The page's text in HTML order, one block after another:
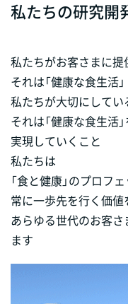
私たちの研究開
私たちがお客さまに
それは「健康な食生活」
私たちが大切にしてい
それは「健康な食生活
実現していくこと
私たちは
「食と健康」のプロフ
常に一歩先を行く価値
あらゆる世代のお客さ
ます